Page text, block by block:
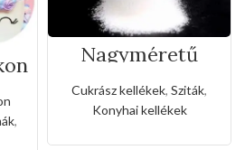
,
Nagyméretű
rozsdamentes
liszt,porcukor
szóró
Cukrász kellékek, Sziták,
Konyhai kellékek